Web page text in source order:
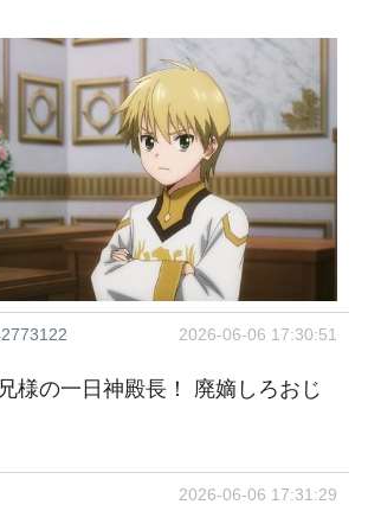
2026-06-06 17:30:51
様の一日神殿長！ 廃嫡しろおじ
2026-06-06 17:31:29